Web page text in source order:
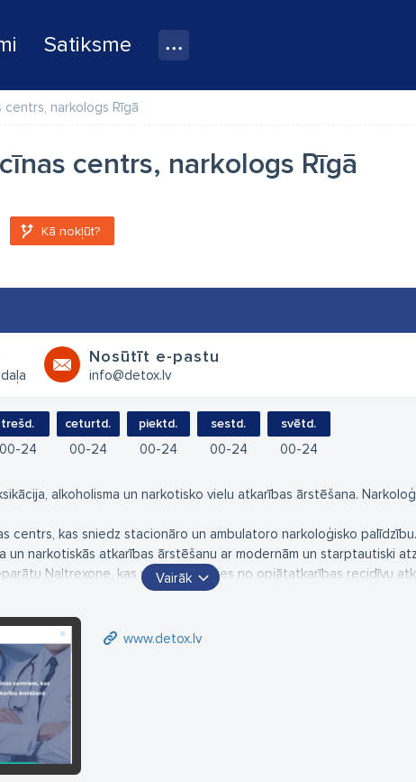
Satiksme
centrs, narkologs Rīgā
centrs, narkologs Rīgā
Kā nokļūt?
Nosūtīt e-pastu
info@detox.lv
trešd.
00 24
ceturtd.
00 24
piektd.
00 24
sestd.
00 24
svētd.
00 24
alkoholisma un narkotisko vielu atkarības ārstēšana.
centrs, kas sniedz stacionāro un ambulatoro narkoloģisko
un narkotiskās atkarības ārstēšanu ar modernām un starptautiski
Naltrexone, kas palīdz izvairīties no opiātatkarības recidīvu
iespējams iziet detoksikācijas procedūru, saņemt konsultācijas un
ķīmiskās atkarības ārstēšanas metodēm, kā arī sastādīt individuālu
un alkohola atkarīgiem tiek sniegta anonīmi un jebkurā diennakts
Vairāk
www.detox.lv